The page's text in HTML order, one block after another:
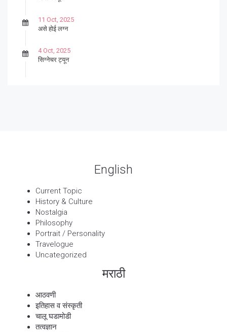
11 Oct, 2025
असे होई लग्न
4 Oct, 2025
सिग्नेचर ट्यून
English
Current Topic
History & Culture
Nostalgia
Philosophy
Portrait / Personality
Travelogue
Uncategorized
मराठी
आठवणी
इतिहास व संस्कृती
चालू घडामोडी
तत्वज्ञान